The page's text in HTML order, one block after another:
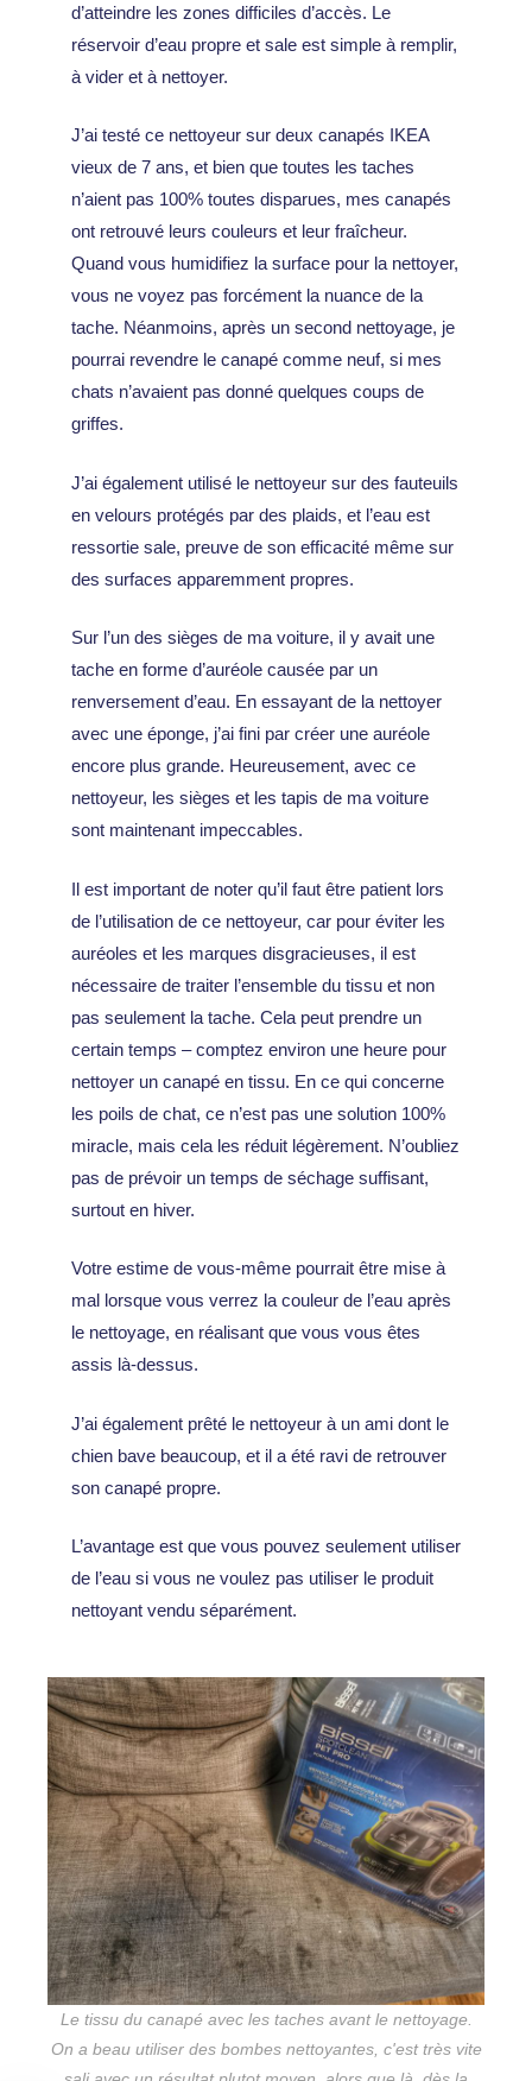
d’atteindre les zones difficiles d’accès. Le
réservoir d’eau propre et sale est simple à remplir,
à vider et à nettoyer.
J’ai testé ce nettoyeur sur deux canapés IKEA
vieux de 7 ans, et bien que toutes les taches
n’aient pas 100% toutes disparues, mes canapés
ont retrouvé leurs couleurs et leur fraîcheur.
Quand vous humidifiez la surface pour la nettoyer,
vous ne voyez pas forcément la nuance de la
tache. Néanmoins, après un second nettoyage, je
pourrai revendre le canapé comme neuf, si mes
chats n’avaient pas donné quelques coups de
griffes.
J’ai également utilisé le nettoyeur sur des fauteuils
en velours protégés par des plaids, et l’eau est
ressortie sale, preuve de son efficacité même sur
des surfaces apparemment propres.
Sur l’un des sièges de ma voiture, il y avait une
tache en forme d’auréole causée par un
renversement d’eau. En essayant de la nettoyer
avec une éponge, j’ai fini par créer une auréole
encore plus grande. Heureusement, avec ce
nettoyeur, les sièges et les tapis de ma voiture
sont maintenant impeccables.
Il est important de noter qu’il faut être patient lors
de l’utilisation de ce nettoyeur, car pour éviter les
auréoles et les marques disgracieuses, il est
nécessaire de traiter l’ensemble du tissu et non
pas seulement la tache. Cela peut prendre un
certain temps – comptez environ une heure pour
nettoyer un canapé en tissu. En ce qui concerne
les poils de chat, ce n’est pas une solution 100%
miracle, mais cela les réduit légèrement. N’oubliez
pas de prévoir un temps de séchage suffisant,
surtout en hiver.
Votre estime de vous-même pourrait être mise à
mal lorsque vous verrez la couleur de l’eau après
le nettoyage, en réalisant que vous vous êtes
assis là-dessus.
J’ai également prêté le nettoyeur à un ami dont le
chien bave beaucoup, et il a été ravi de retrouver
son canapé propre.
L’avantage est que vous pouvez seulement utiliser
de l’eau si vous ne voulez pas utiliser le produit
nettoyant vendu séparément.
Le tissu du canapé avec les taches avant le nettoyage.
On a beau utiliser des bombes nettoyantes, c'est très vite